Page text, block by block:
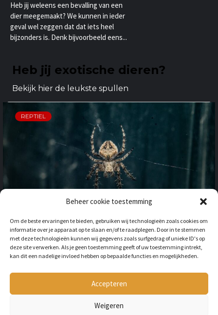
Beheer cookie toestemming
Om de beste ervaringen te bieden, gebruiken wij technologieën zoals cookies om
informatie over je apparaat op te slaan en/of te raadplegen. Door in te stemmen
met deze technologieën kunnen wij gegevens zoals surfgedrag of unieke ID's op
deze site verwerken. Als je geen toestemming geeft of uw toestemming intrekt,
kan dit een nadelige invloed hebben op bepaalde functies en mogelijkheden.
Accepteren
Weigeren
Heb jij weleens een bevalling van een
dier meegemaakt? We kunnen in ieder
geval wel zeggen dat dat iets heel
bijzonders is. Denk bijvoorbeeld eens...
Heb jij exotische dieren?
Bekijk hier de leukste spullen
REPTIEL
BUITENLAND: HOE HOUD JE
REKENING MET
ONGEWENSTE DIEREN?
BY LILIAN 3 JAAR AGO
Als je op vakantie gaat naar het
buitenland, is niet alleen het cultuur en
de temperatuur anders, ook kan het zijn
dat er verschillende dieren...